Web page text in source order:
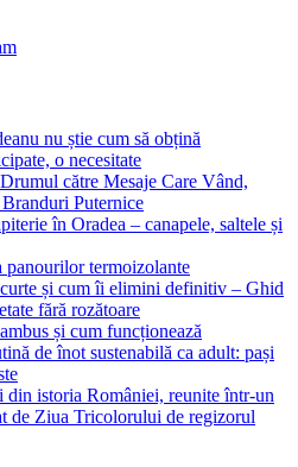
nu știe cum să obțină
o necesitate
către Mesaje Care Vând,
Puternice
în Oradea – canapele, saltele și
panourilor termoizolante
și cum îi elimini definitiv – Ghid
fără rozătoare
și cum funcționează
de înot sustenabilă ca adult: pași
din istoria României, reunite într-un
de Ziua Tricolorului de regizorul